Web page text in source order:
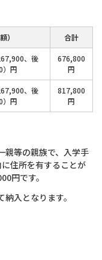
） 合計
、後
）円
676,800
円
、後
）円
817,800
円
親等の親族で、入学手
住所を有することが
円です。
入となります。